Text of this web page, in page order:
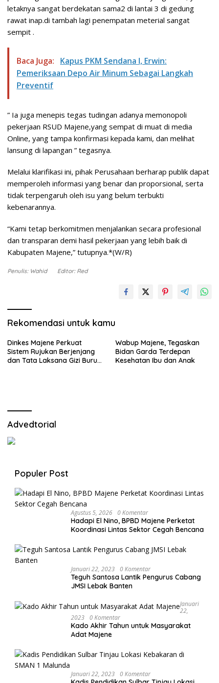
letaknya sangat berdekatan sama2 di lantai 3 di gedung
rawat inap.di tambah lagi penempatan meterial sangat
sempit .
Baca Juga:
Kapus PKM Sendana I, Erwin:
Pemeriksaan Depo Air Minum Sebagai Langkah
Preventif
” Ia juga menepis tegas tudingan adanya memonopoli
pekerjaan RSUD Majene,yang sempat di muat di media
Online, yang tampa konfirmasi kepada kami, dan melihat
lansung di lapangan ” tegasnya.
Melalui klarifikasi ini, pihak Perusahaan berharap publik dapat
memperoleh informasi yang benar dan proporsional, serta
tidak terpengaruh oleh isu yang belum terbukti
kebenarannya.
“Kami tetap berkomitmen menjalankan secara profesional
dan transparan demi hasil pekerjaan yang lebih baik di
Kabupaten Majene,” tutupnya.*(W/R)
Penulis: Wahid Editor: Red
Rekomendasi untuk kamu
Dinkes Majene Perkuat
Sistem Rujukan Berjenjang
dan Tata Laksana Gizi Buruk
Wabup Majene, Tegaskan
Bidan Garda Terdepan
Kesehatan Ibu dan Anak
Advedtorial
Populer Post
Agustus 5, 2026 0 Komentar
Hadapi El Nino, BPBD Majene Perketat
Koordinasi Lintas Sektor Cegah Bencana
Januari 22, 2023 0 Komentar
Teguh Santosa Lantik Pengurus Cabang
JMSI Lebak Banten
Januari
22,
2023 0 Komentar
Kado Akhir Tahun untuk Masyarakat
Adat Majene
Januari 22, 2023 0 Komentar